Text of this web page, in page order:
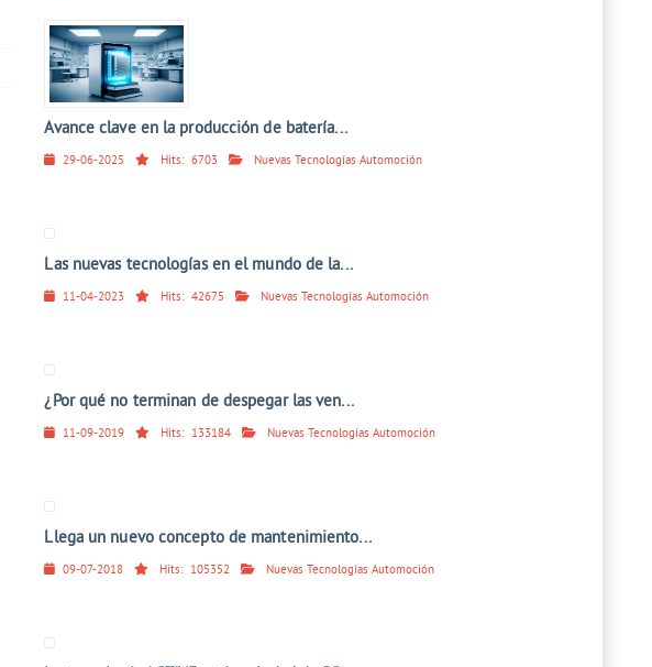
Avance clave en la producción de batería...
29-06-2025 Hits: 6703 Nuevas Tecnologías Automoción
Las nuevas tecnologías en el mundo de la...
11-04-2023 Hits: 42675 Nuevas Tecnologías Automoción
¿Por qué no terminan de despegar las ven...
11-09-2019 Hits: 133184 Nuevas Tecnologías Automoción
Llega un nuevo concepto de mantenimiento...
09-07-2018 Hits: 105352 Nuevas Tecnologías Automoción